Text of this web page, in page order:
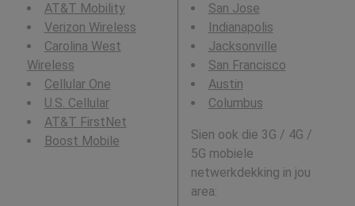
AT&T Mobility
Verizon Wireless
Carolina West
Wireless
Cellular One
U.S. Cellular
AT&T FirstNet
Boost Mobile
San Jose
Indianapolis
Jacksonville
San Francisco
Austin
Columbus
Sien ook die 3G / 4G /
5G mobiele
netwerkdekking in jou
area: